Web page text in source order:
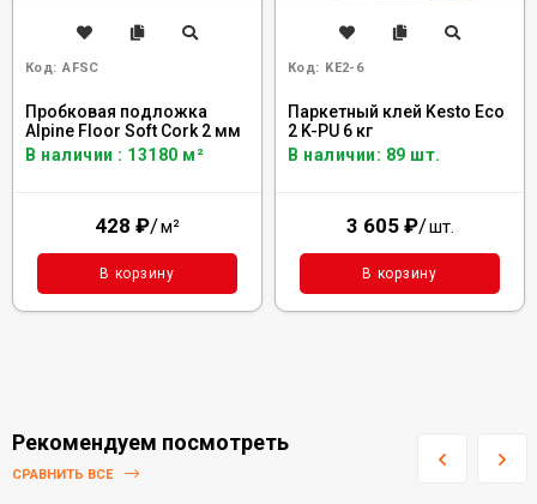
Код: AFSC
Пробковая подложка
Alpine Floor Soft Cork 2 мм
В наличии : 13180 м²
428 ₽/м²
В корзину
Код: KE2-6
Паркетный клей Kesto Eco
2 K-PU 6 кг
В наличии: 89 шт.
3 605 ₽/шт.
В корзину
Рекомендуем посмотреть
СРАВНИТЬ ВСЕ